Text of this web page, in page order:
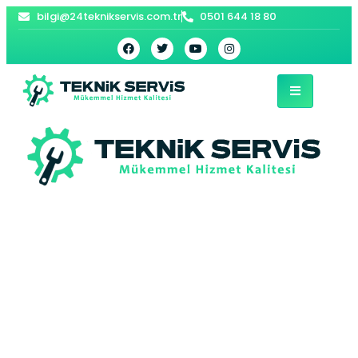
bilgi@24teknikservis.com.tr 0501 644 18 80